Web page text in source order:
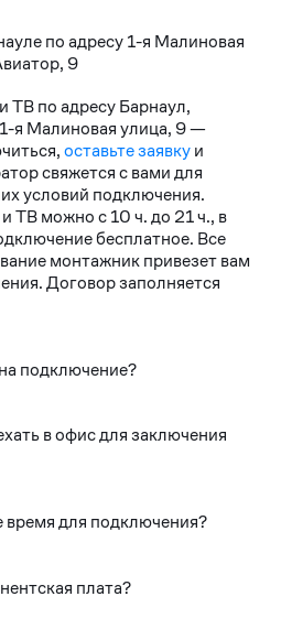
по адресу 1-я Малиновая
9
ТВ по адресу Барнаул,
я Малиновая улица, 9 —
оставьте заявкуи
свяжется с вами для
условий подключения.
ТВ можно с 10 ч. до 21 ч., в
бесплатное. Все
монтажник привезет вам
Договор заполняется
подключение?
в офис для заключения
время для подключения?
плата?